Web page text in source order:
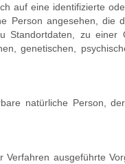
auf eine identifizierte
Person angesehen,
Standortdaten, zu
genetischen,
natürliche Person,
ausgeführte